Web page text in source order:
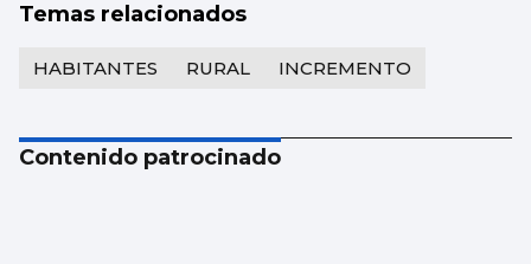
Temas relacionados
HABITANTES RURAL INCREMENTO
Contenido patrocinado